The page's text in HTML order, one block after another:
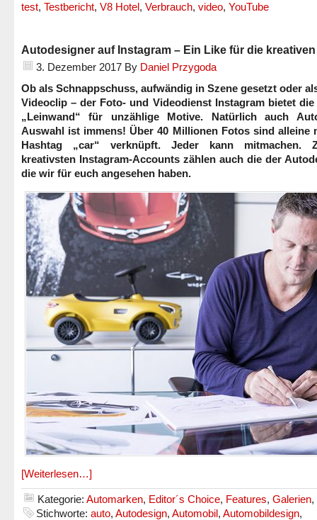
test, Testbericht, V8 Hotel, Verbrauch, video, YouTube
Autodesigner auf Instagram – Ein Like für die
3. Dezember 2017 By Daniel Przygoda
Ob als Schnappschuss, aufwändig in Szene gesetzt oder
Videoclip – der Foto- und Videodienst Instagram bietet
„Leinwand“ für unzählige Motive. Natürlich auch
Auswahl ist immens! Über 40 Millionen Fotos sind alleine
Hashtag „car“ verknüpft. Jeder kann mitmachen.
kreativsten Instagram-Accounts zählen auch die der
die wir für euch angesehen haben.
[Weiterlesen…]
Kategorie: Automarken, Editor´s Choice, Features, Galerien,
Stichworte: auto, Autodesign, Automobil, Automobildesign,